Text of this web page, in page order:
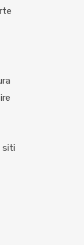
siti